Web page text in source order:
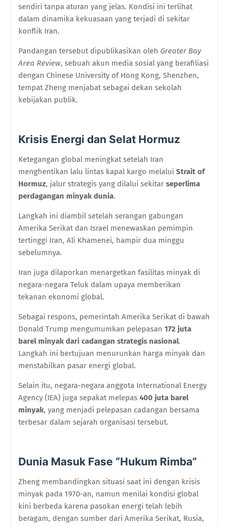
sendiri tanpa aturan yang jelas. Kondisi ini terlihat
dalam dinamika kekuasaan yang terjadi di sekitar
konflik Iran.
Pandangan tersebut dipublikasikan oleh Greater Bay
Area Review, sebuah akun media sosial yang berafiliasi
dengan Chinese University of Hong Kong, Shenzhen,
tempat Zheng menjabat sebagai dekan sekolah
kebijakan publik.
Krisis Energi dan Selat Hormuz
Ketegangan global meningkat setelah Iran
menghentikan lalu lintas kapal kargo melalui Strait of
Hormuz, jalur strategis yang dilalui sekitar seperlima
perdagangan minyak dunia.
Langkah ini diambil setelah serangan gabungan
Amerika Serikat dan Israel menewaskan pemimpin
tertinggi Iran, Ali Khamenei, hampir dua minggu
sebelumnya.
Iran juga dilaporkan menargetkan fasilitas minyak di
negara-negara Teluk dalam upaya memberikan
tekanan ekonomi global.
Sebagai respons, pemerintah Amerika Serikat di bawah
Donald Trump mengumumkan pelepasan 172 juta
barel minyak dari cadangan strategis nasional.
Langkah ini bertujuan menurunkan harga minyak dan
menstabilkan pasar energi global.
Selain itu, negara-negara anggota International Energy
Agency (IEA) juga sepakat melepas 400 juta barel
minyak, yang menjadi pelepasan cadangan bersama
terbesar dalam sejarah organisasi tersebut.
Dunia Masuk Fase “Hukum Rimba”
Zheng membandingkan situasi saat ini dengan krisis
minyak pada 1970-an, namun menilai kondisi global
kini berbeda karena pasokan energi telah lebih
beragam, dengan sumber dari Amerika Serikat, Rusia,